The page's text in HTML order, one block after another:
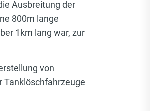
Ausbreitung der
800m lange
1km lang war, zur
von
Tanklöschfahrzeuge